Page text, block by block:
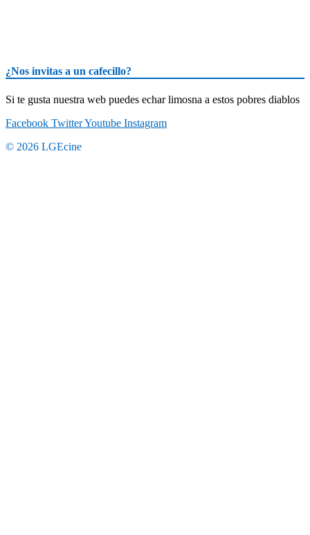
¿Nos invitas a un cafecillo?
Si te gusta nuestra web puedes echar limosna a estos pobres diablos
Facebook TwitterYoutube Instagram
© 2026 LGEcine